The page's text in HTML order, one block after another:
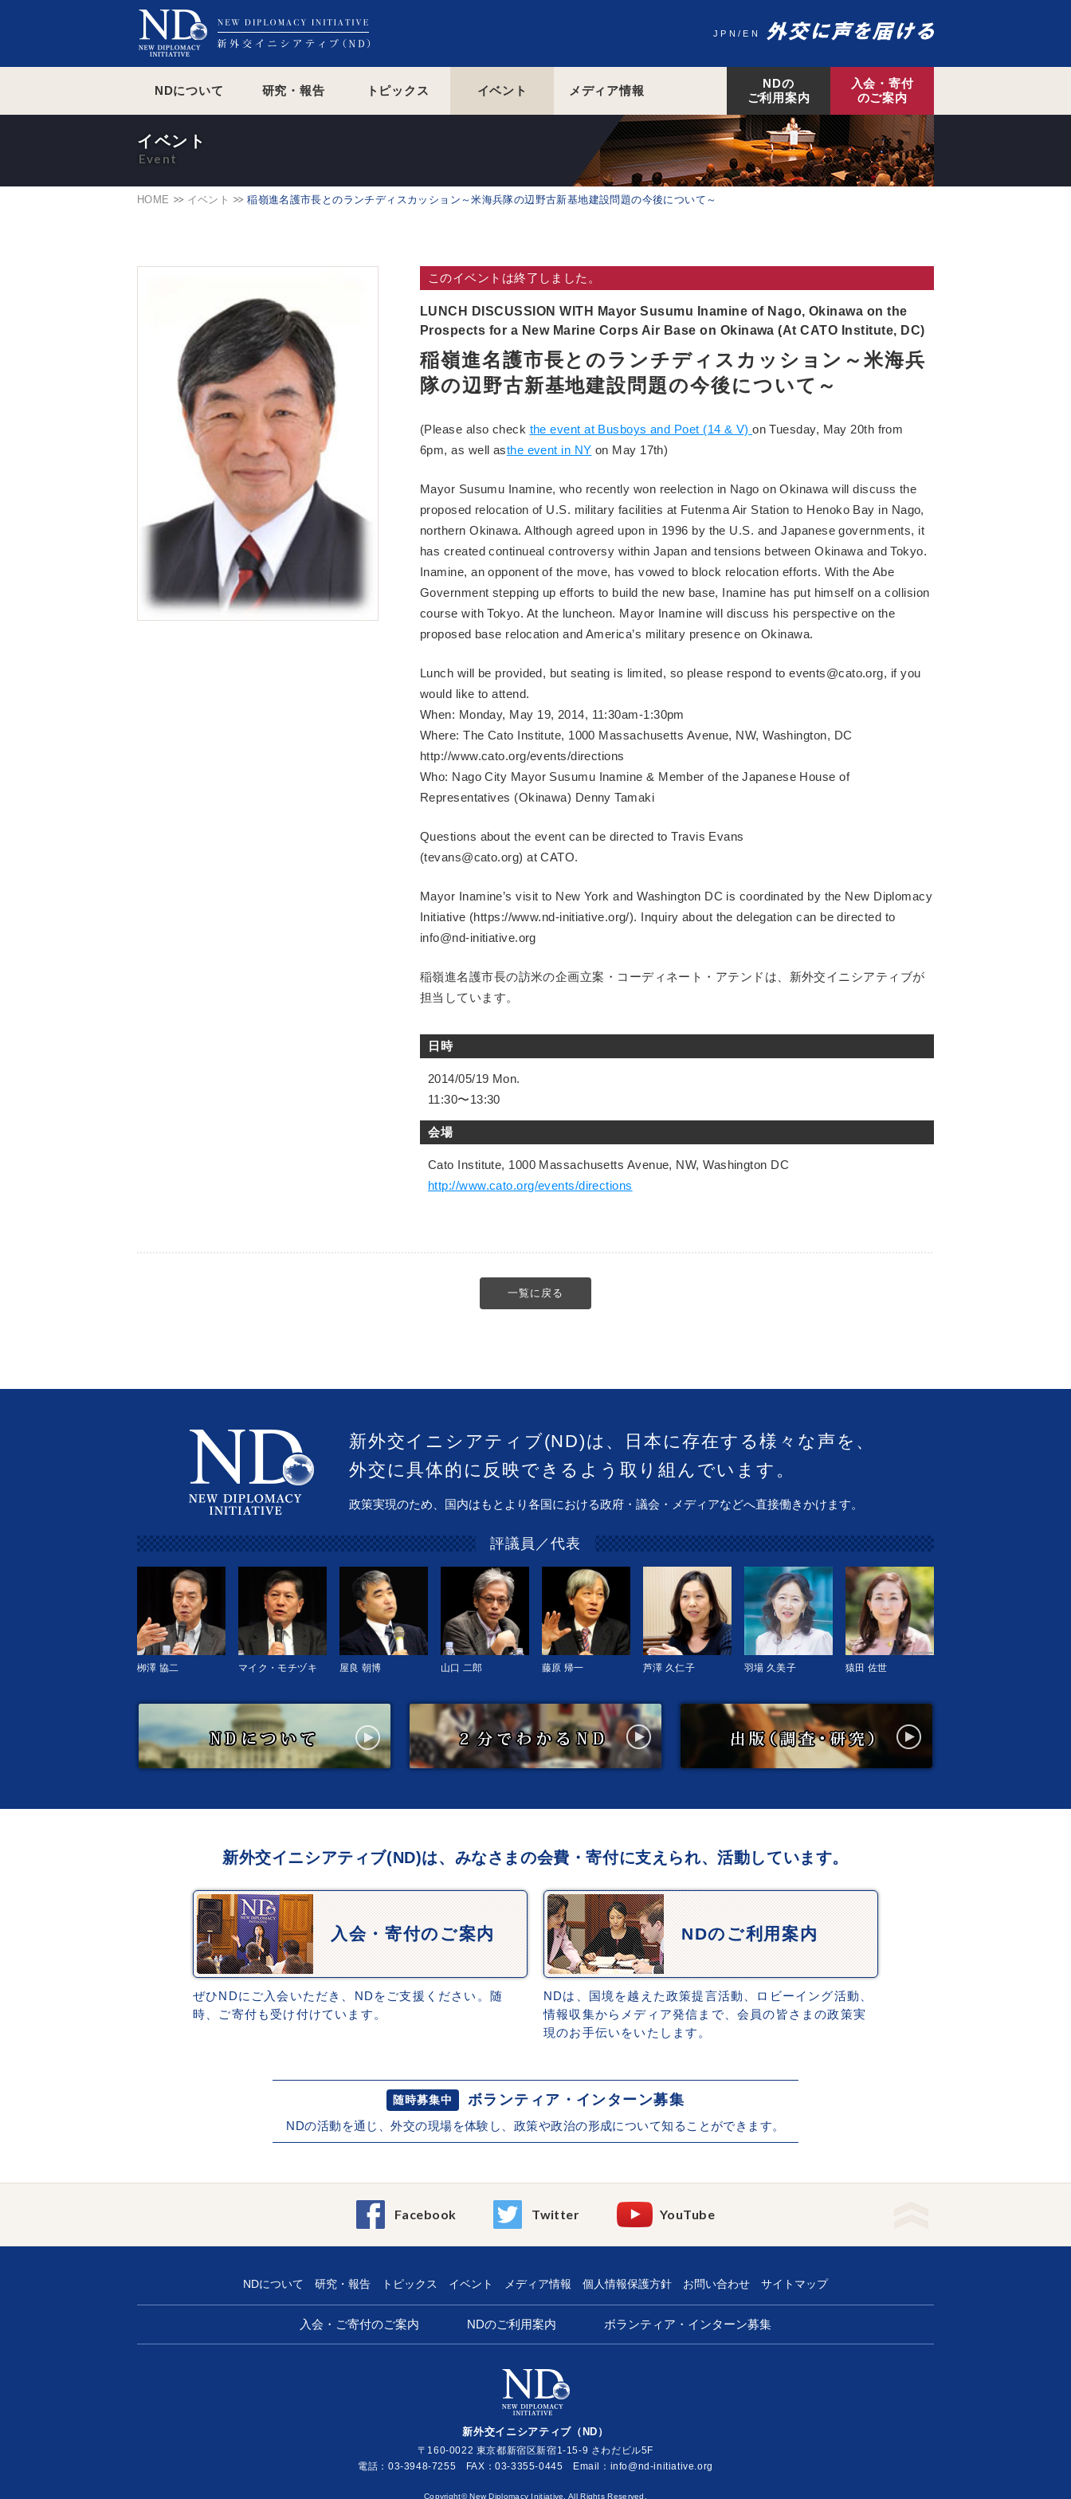
JPN EN
NDについて 研究・報告 トピックス イベント メディア情報
NDの
ご利用案内
入会・寄付
のご案内
HOME イベント 稲嶺進名護市長とのランチディスカッション～米海兵隊の辺野古新基地建設問題の今後について～
イベント
このイベントは終了しました。
LUNCH DISCUSSION WITH Mayor Susumu Inamine of Nago, Okinawa on the
Prospects for a New Marine Corps Air Base on Okinawa (At CATO Institute, DC)
稲嶺進名護市長とのランチディスカッション～米海兵
隊の辺野古新基地建設問題の今後について～
(Please also check the event at Busboys and Poet (14 & V)on Tuesday, May 20th from
6pm, as well asthe event in NY on May 17th)
Mayor Susumu Inamine, who recently won reelection in Nago on Okinawa will discuss the
proposed relocation of U.S. military facilities at Futenma Air Station to Henoko Bay in Nago,
northern Okinawa. Although agreed upon in 1996 by the U.S. and Japanese governments, it
has created continueal controversy within Japan and tensions between Okinawa and Tokyo.
Inamine, an opponent of the move, has vowed to block relocation efforts. With the Abe
Government stepping up efforts to build the new base, Inamine has put himself on a collision
course with Tokyo. At the luncheon. Mayor Inamine will discuss his perspective on the
proposed base relocation and America’s military presence on Okinawa.
Lunch will be provided, but seating is limited, so please respond to events@cato.org, if you
would like to attend.
When: Monday, May 19, 2014, 11:30am-1:30pm
Where: The Cato Institute, 1000 Massachusetts Avenue, NW, Washington, DC
http://www.cato.org/events/directions
Who: Nago City Mayor Susumu Inamine & Member of the Japanese House of
Representatives (Okinawa) Denny Tamaki
Questions about the event can be directed to Travis Evans
(tevans@cato.org) at CATO.
Mayor Inamine’s visit to New York and Washington DC is coordinated by the New Diplomacy
Initiative (https://www.nd-initiative.org/). Inquiry about the delegation can be directed to
info@nd-initiative.org
稲嶺進名護市長の訪米の企画立案・コーディネート・アテンドは、新外交イニシアティブが
担当しています。
日時
2014/05/19 Mon.
11:30〜13:30
会場
Cato Institute, 1000 Massachusetts Avenue, NW, Washington DC
http://www.cato.org/events/directions
一覧に戻る
新外交イニシアティブ(ND)は、日本に存在する様々な声を、
外交に具体的に反映できるよう取り組んでいます。
政策実現のため、国内はもとより各国における政府・議会・メディアなどへ直接働きかけます。
評議員／代表
栁澤 協二 マイク・モチヅキ 屋良 朝博 山口 二郎 藤原 帰一 芦澤 久仁子 羽場 久美子 猿田 佐世
新外交イニシアティブ(ND)は、みなさまの会費・寄付に支えられ、活動しています。
入会・寄付のご案内
ぜひNDにご入会いただき、NDをご支援ください。随
時、ご寄付も受け付けています。
NDのご利用案内
NDは、国境を越えた政策提言活動、ロビーイング活動、
情報収集からメディア発信まで、会員の皆さまの政策実
現のお手伝いをいたします。
随時募集中 ボランティア・インターン募集
NDの活動を通じ、外交の現場を体験し、政策や政治の形成について知ることができます。
Facebook Twitter YouTube
NDについて 研究・報告 トピックス イベント メディア情報 個人情報保護方針 お問い合わせ サイトマップ
入会・ご寄付のご案内 NDのご利用案内 ボランティア・インターン募集
新外交イニシアティブ（ND）
〒160-0022 東京都新宿区新宿1-15-9 さわだビル5F
電話：03-3948-7255 FAX：03-3355-0445
Email：
Copyright© New Diplomacy Initiative. All Rights Reserved.